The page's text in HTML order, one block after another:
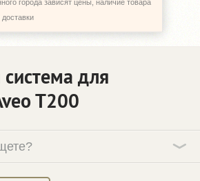
города зависят цены, наличие товара
для
T200